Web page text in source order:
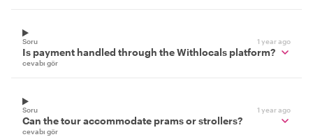
Soru 1 year ago
Is payment handled through the Withlocals platform?
cevabı gör
Soru 1 year ago
Can the tour accommodate prams or strollers?
cevabı gör